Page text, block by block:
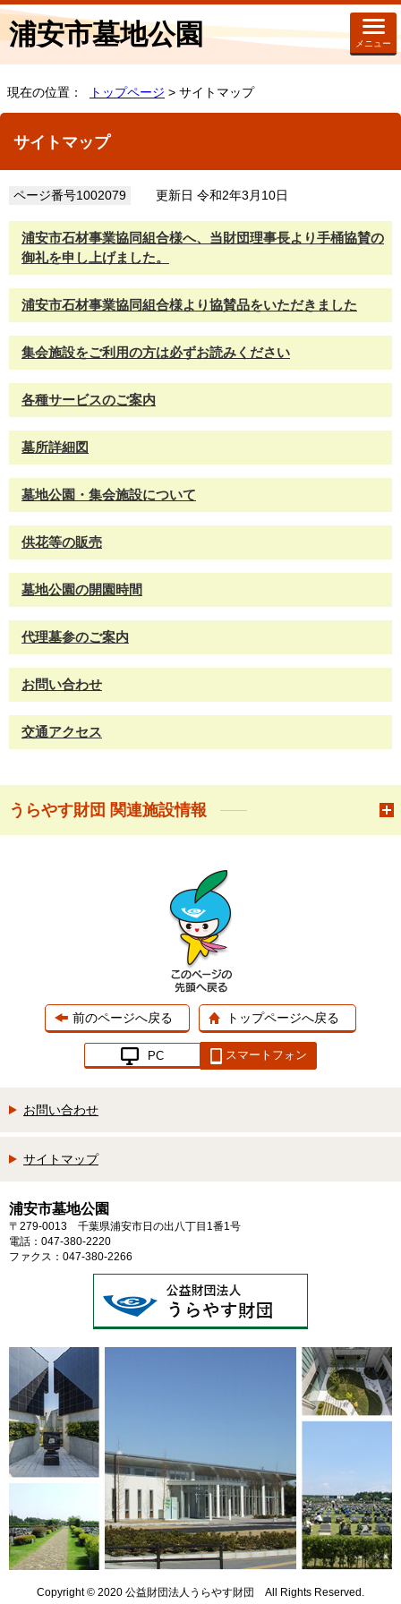
浦安市墓地公園 メニュー
現在の位置： トップページ > サイトマップ
サイトマップ
ページ番号1002079 更新日 令和2年3月10日
浦安市石材事業協同組合様へ、当財団理事長より手桶協賛の
御礼を申し上げました。
浦安市石材事業協同組合様より協賛品をいただきました
集会施設をご利用の方は必ずお読みください
各種サービスのご案内
墓所詳細図
墓地公園・集会施設について
供花等の販売
墓地公園の開園時間
代理墓参のご案内
お問い合わせ
交通アクセス
うらやす財団 関連施設情報
前のページへ戻る トップページへ戻る
PC スマートフォン
お問い合わせ
サイトマップ
浦安市墓地公園
〒279-0013 千葉県浦安市日の出八丁目1番1号
電話：047-380-2220
ファクス：047-380-2266
Copyright © 2020 公益財団法人うらやす財団 All Rights Reserved.